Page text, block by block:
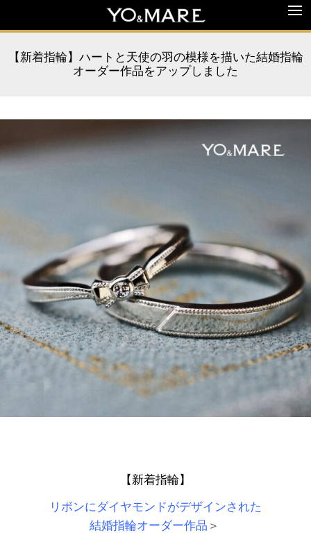
【新着指輪】ハートと天使の羽の模様を描いた結婚指輪
オーダー作品をアップしました
【新着指輪】
リボンにダイヤモンドがデザインされた
結婚指輪オーダー作品 ＞